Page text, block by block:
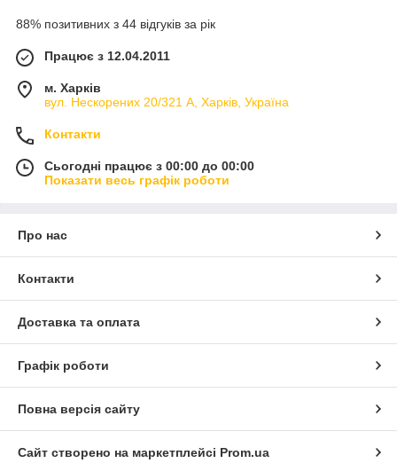
88% позитивних з 44 відгуків за рік
Працює з 12.04.2011
м. Харків
вул. Нескорених 20/321 А, Харків, Україна
Контакти
Сьогодні працює з 00:00 до 00:00
Показати весь графік роботи
Про нас
Контакти
Доставка та оплата
Графік роботи
Повна версія сайту
Сайт створено на маркетплейсі Prom.ua